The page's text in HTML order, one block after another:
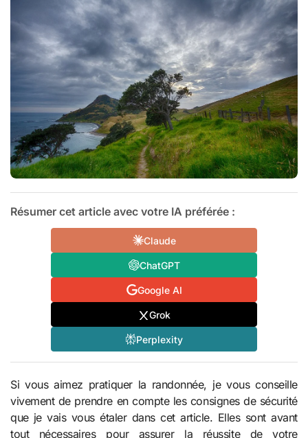
Résumer cet article avec votre IA préférée :
Claude
ChatGPT
Google AI
Grok
Perplexity
Si vous aimez pratiquer la randonnée, je vous conseille
vivement de prendre en compte les consignes de sécurité
que je vais vous étaler dans cet article. Elles sont avant
tout nécessaires pour assurer la réussite de votre